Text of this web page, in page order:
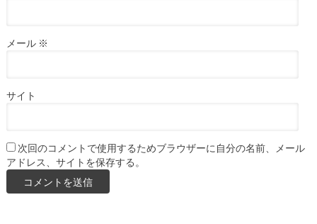
メール ※
サイト
次回のコメントで使用するためブラウザーに自分の名前、メール
アドレス、サイトを保存する。